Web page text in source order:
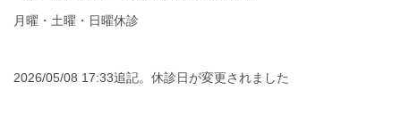
月曜・土曜・日曜休診
2026/05/08 17:33追記。休診日が変更されました